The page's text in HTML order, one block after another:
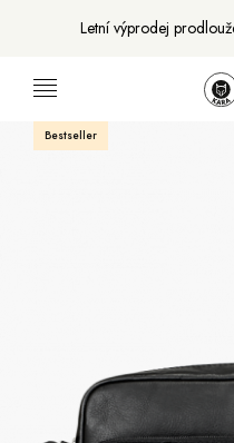
Letní výprodej
Šály a šatky
Bestseller